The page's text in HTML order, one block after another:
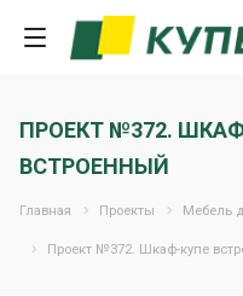
ПРОЕКТ №372.
ВСТРОЕННЫЙ
Главная Проекты Мебель
Проект №372. Шкаф-купе